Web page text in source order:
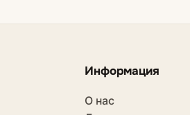
Информация
О нас